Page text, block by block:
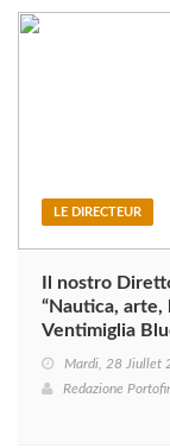
LE DIRECTEUR
Il nostro
“Nautica, arte,
Ventimiglia
Mardi, 28 Jiullet
Redazione